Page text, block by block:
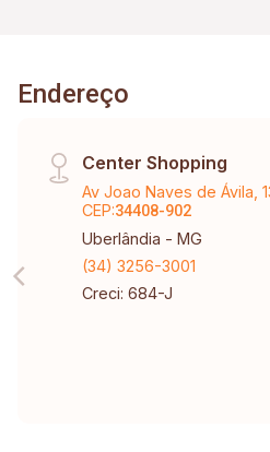
Endereço
Center Shopping
Av Joao Naves de Ávila,
CEP:34408-902
Uberlândia - MG
(34) 3256-3001
Creci: 684-J